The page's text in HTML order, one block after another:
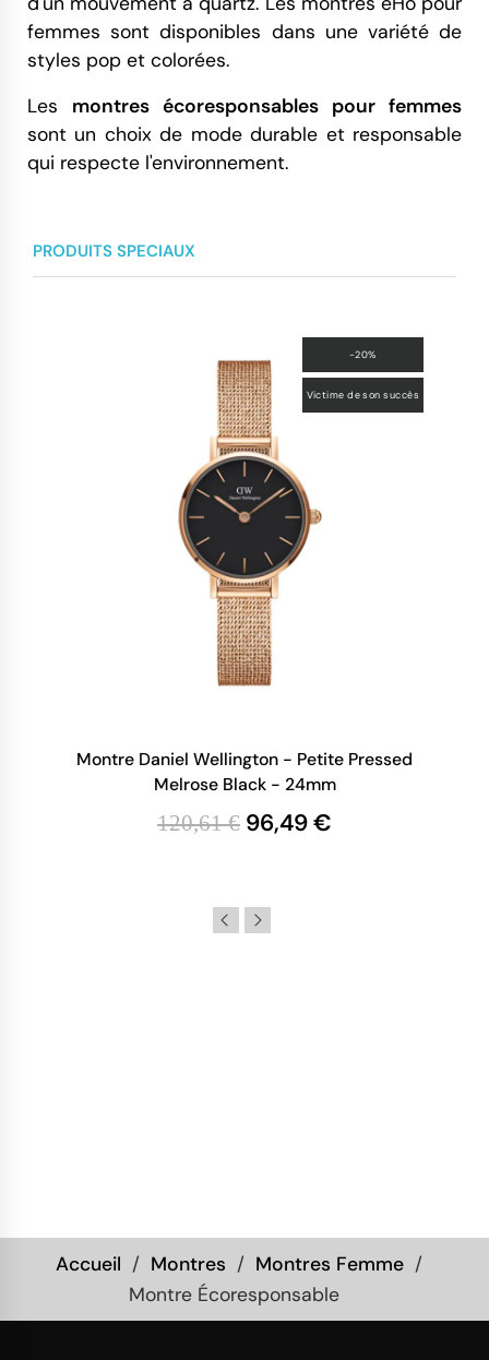
femmes sont disponibles dans une variété de
styles pop et colorées.
Les montres écoresponsables pour femmes
sont un choix de mode durable et responsable
qui respecte l'environnement.
PRODUITS SPECIAUX
-20%
Victime de son succès
Montre Daniel Wellington - Petite Pressed
Melrose Black - 24mm
120,61 € 96,49 €
Accueil Montres
Montres Femme
Montre Écoresponsable